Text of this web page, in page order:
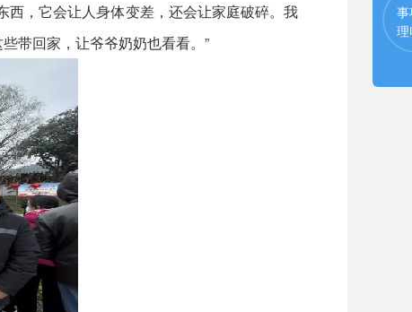
，它会让人身体变差，还会让家庭破碎。我
带回家，让爷爷奶奶也看看。”